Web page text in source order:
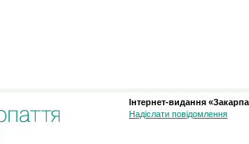
Інтернет-видання
Надіслати повідомлення